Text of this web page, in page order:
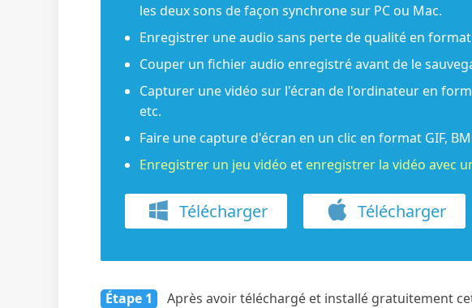
les deux sons de façon synchrone sur PC ou Mac.
Enregistrer une audio sans perte de qualité en format
Couper un fichier audio enregistré avant de le
Capturer une vidéo sur l'écran de l'ordinateur en
etc.
Faire une capture d'écran en un clic en format GIF,
Enregistrer un jeu vidéo et enregistrer la vidéo avec
Télécharger Télécharger
Étape 1
Après avoir téléchargé et installé gratuitement